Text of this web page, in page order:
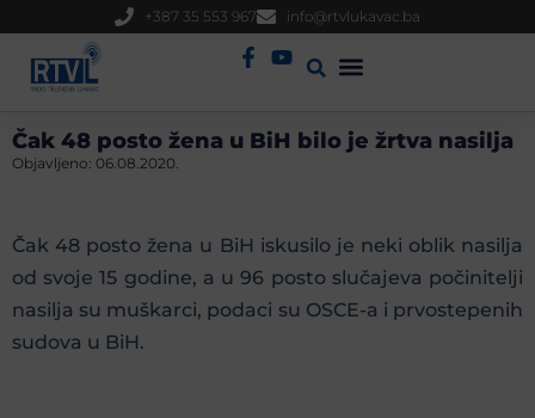
+387 35 553 967 info@rtvlukavac.ba
Čak 48 posto žena u BiH bilo je žrtva nasilja
Objavljeno: 06.08.2020.
Čak 48 posto žena u BiH iskusilo je neki oblik nasilja
od svoje 15 godine, a u 96 posto slučajeva počinitelji
nasilja su muškarci, podaci su OSCE-a i prvostepenih
sudova u BiH.